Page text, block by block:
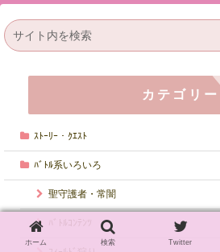
カテゴリー
ｽﾄｰﾘｰ・ｸｴｽﾄ
ﾊﾞﾄﾙ系いろいろ
聖守護者・常闇
ﾊﾞﾄﾙｺﾝﾃﾝﾂ
ホーム 検索 Twitter